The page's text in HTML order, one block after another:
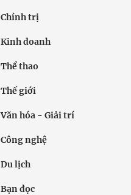
Chính trị
Kinh doanh
Thể thao
Thế giới
Văn hóa - Giải trí
Công nghệ
Du lịch
Bạn đọc